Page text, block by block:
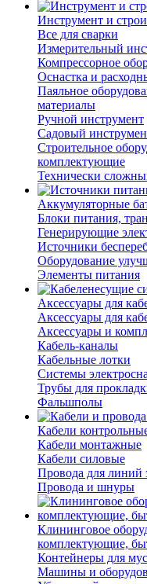
Инструмент и
Все для сварки
Измерительный
Компрессорное
Оснастка и
Паяльное
материалы
Ручной инструмент
Садовый
Строительное
комплектующие
Технически
Аккумуляторные
Блоки питания,
Генерирующие
Источники
Оборудование
Элементы питания
Аксессуары для
Аксессуары для
Аксессуары и
Кабель-каналы
Кабельные лотки
Системы
Трубы для
Фальшполы
Кабели
Кабели монтажные
Кабели силовые
Провода для линий
Провода и шнуры
Клининговое
комплектующие,
Контейнеры для
Машины и